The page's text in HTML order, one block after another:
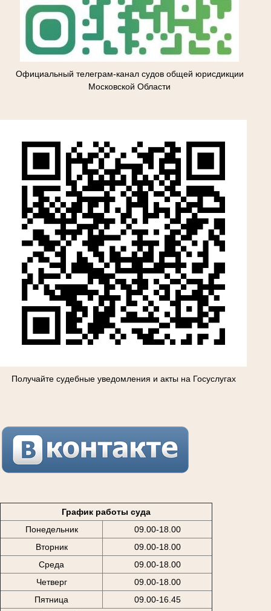
Официальный телеграм-канал судов общей юрисдикции
Московской Области
Получайте судебные уведомления и акты на Госуслугах
График работы суда
Понедельник
09.00-18.00
Вторник
09.00-18.00
Среда
09.00-18.00
Четверг
09.00-18.00
Пятница
09.00-16.45